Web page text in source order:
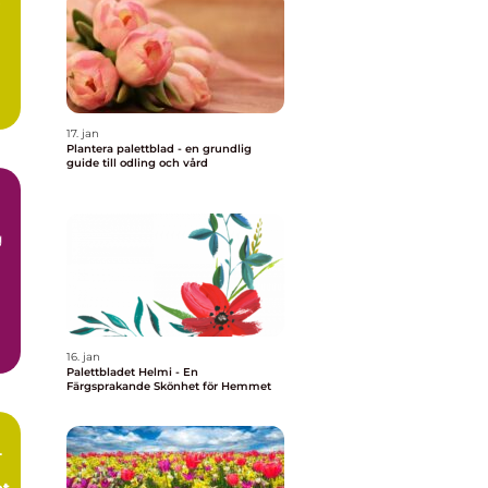
17. jan
Plantera palettblad - en grundlig
guide till odling och vård
16. jan
Palettbladet Helmi - En
Färgsprakande Skönhet för Hemmet